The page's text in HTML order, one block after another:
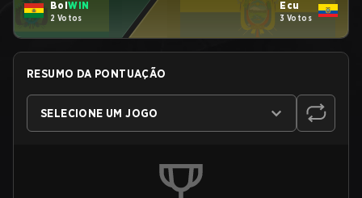
BolWIN
2 Votos
Ecu
3 Votos
RESUMO DA PONTUAÇÃO
SELECIONE UM JOGO